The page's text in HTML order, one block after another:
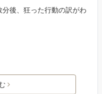
後、狂った行動の訳がわ